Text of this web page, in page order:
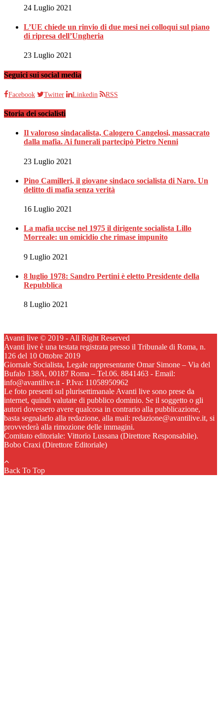
24 Luglio 2021
L’UE chiede un rinvio di due mesi nei colloqui sul piano
di ripresa dell’Ungheria
23 Luglio 2021
Seguici sui social media
Facebook Twitter Linkedin RSS
Storia dei socialisti
Il valoroso sindacalista, Calogero Cangelosi, massacrato
dalla mafia. Ai funerali partecipò Pietro Nenni
23 Luglio 2021
Pino Camilleri, il giovane sindaco socialista di Naro. Un
delitto di mafia senza verità
16 Luglio 2021
La mafia uccise nel 1975 il dirigente socialista Lillo
Morreale: un omicidio che rimase impunito
9 Luglio 2021
8 luglio 1978: Sandro Pertini è eletto Presidente della
Repubblica
8 Luglio 2021
Avanti live © 2019 - All Right Reserved
Avanti live è una testata registrata presso il Tribunale di Roma, n.
126 del 10 Ottobre 2019
Giornale Socialista, Legale rappresentante Omar Simone – Via del
Bufalo 138A, 00187 Roma – Tel.06. 8841463 - Email:
info@avantilive.it - P.Iva: 11058950962
Le foto presenti sul plurisettimanale Avanti live sono prese da
internet, quindi valutate di pubblico dominio. Se il soggetto o gli
autori dovessero avere qualcosa in contrario alla pubblicazione,
basta segnalarlo alla redazione, alla mail: redazione@avantilive.it, si
provvederà alla rimozione delle immagini.
Comitato editoriale: Vittorio Lussana (Direttore Responsabile).
Bobo Craxi (Direttore Editoriale)
Back To Top